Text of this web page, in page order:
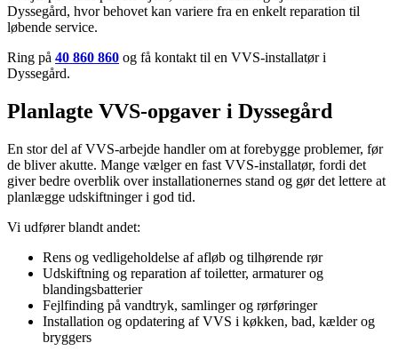
Dyssegård, hvor behovet kan variere fra en enkelt reparation til
løbende service.
Ring på 40 860 860 og få kontakt til en VVS-installatør i
Dyssegård.
Planlagte VVS-opgaver i Dyssegård
En stor del af VVS-arbejde handler om at forebygge problemer, før
de bliver akutte. Mange vælger en fast VVS-installatør, fordi det
giver bedre overblik over installationernes stand og gør det lettere at
planlægge udskiftninger i god tid.
Vi udfører blandt andet:
Rens og vedligeholdelse af afløb og tilhørende rør
Udskiftning og reparation af toiletter, armaturer og
blandingsbatterier
Fejlfinding på vandtryk, samlinger og rørføringer
Installation og opdatering af VVS i køkken, bad, kælder og
bryggers